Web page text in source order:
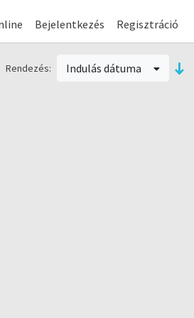
Bejelentkezés Regisztráció
Rendezés: Indulás dátuma